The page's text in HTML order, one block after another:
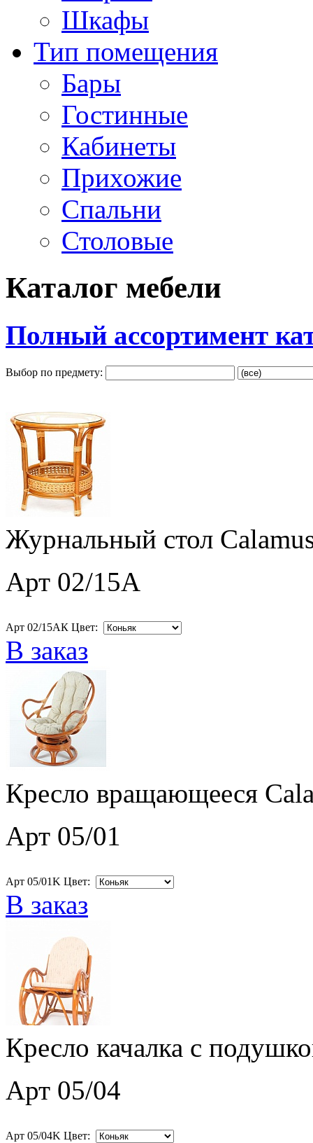
Шкафы
Тип помещения
Бары
Гостинные
Кабинеты
Прихожие
Спальни
Столовые
Каталог мебели
Полный ассортимент
Выбор по предмету:
Журнальный стол
Арт 02/15A
Арт 02/15AК Цвет:
В заказ
Кресло вращающееся
Арт 05/01
Арт 05/01K Цвет:
В заказ
Кресло качалка с
Арт 05/04
Арт 05/04K Цвет: